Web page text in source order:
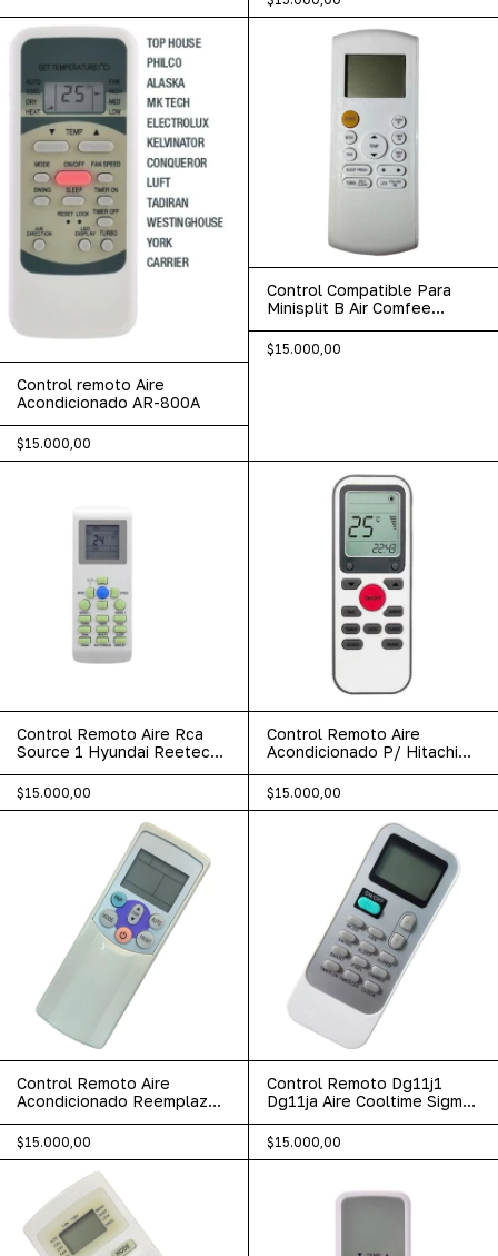
Control remoto Aire
Acondicionado AR-800A
$15.000,00
Control Compatible Para
Minisplit B Air Comfee
$15.000,00
Control Remoto Aire Rca
Source 1 Hyundai Reetech
$15.000,00
Control Remoto Aire
Acondicionado P/ Hitachi
$15.000,00
Control Remoto Aire
Acondicionado Reemplazo
$15.000,00
Control Remoto Dg11j1
Dg11ja Aire Cooltime Sigma
$15.000,00